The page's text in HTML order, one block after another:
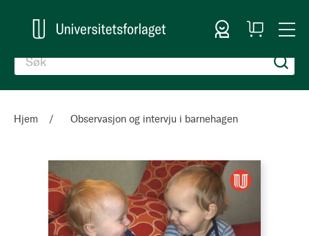
Logg inn
Handlekurv
Hjem Observasjon og intervju i barnehagen